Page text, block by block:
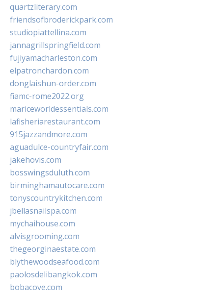
quartzliterary.com
friendsofbroderickpark.com
studiopiattellina.com
jannagrillspringfield.com
fujiyamacharleston.com
elpatronchardon.com
donglaishun-order.com
fiamc-rome2022.org
mariceworldessentials.com
lafisheriarestaurant.com
915jazzandmore.com
aguadulce-countryfair.com
jakehovis.com
bosswingsduluth.com
birminghamautocare.com
tonyscountrykitchen.com
jbellasnailspa.com
mychaihouse.com
alvisgrooming.com
thegeorginaestate.com
blythewoodseafood.com
paolosdelibangkok.com
bobacove.com